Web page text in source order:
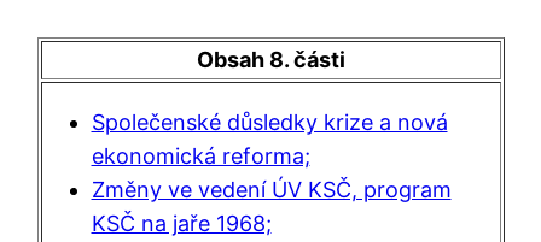
Obsah 8. části
Společenské důsledky krize a nová
ekonomická reforma;
Změny ve vedení ÚV KSČ, program
KSČ na jaře 1968;